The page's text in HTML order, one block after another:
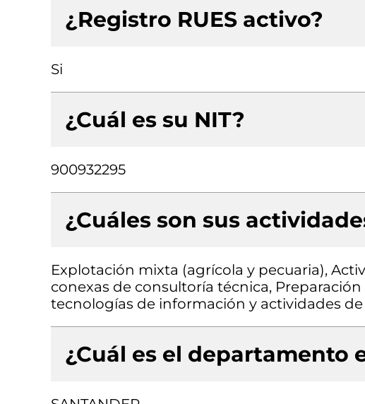
¿Registro RUES activo?
Si
¿Cuál es su NIT?
900932295
¿Cuáles son sus
Explotación mixta (agrícola y pecuaria),
conexas de consultoría técnica,
tecnologías de información y actividades
¿Cuál es el departamento